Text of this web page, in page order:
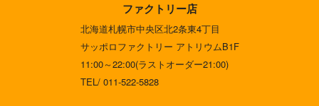
ファクトリー店
北海道札幌市中央区北2条東4丁目
サッポロファクトリー アトリウムB1F
11:00～22:00(ラストオーダー21:00)
TEL/ 011-522-5828